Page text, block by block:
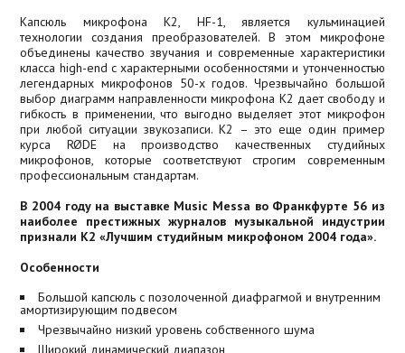
Капсюль микрофона K2, HF-1, является кульминацией
технологии создания преобразователей. В этом микрофоне
объединены качество звучания и современные характеристики
класса high-end с характерными особенностями и утонченностью
легендарных микрофонов 50-х годов. Чрезвычайно большой
выбор диаграмм направленности микрофона K2 дает свободу и
гибкость в применении, что выгодно выделяет этот микрофон
при любой ситуации звукозаписи. K2 – это еще один пример
курса RØDE на производство качественных студийных
микрофонов, которые соответствуют строгим современным
профессиональным стандартам.
В 2004 году на выставке Music Messa во Франкфурте 56 из
наиболее престижных журналов музыкальной индустрии
признали K2 «Лучшим студийным микрофоном 2004 года».
Особенности
Большой капсюль с позолоченной диафрагмой и внутренним
амортизирующим подвесом
Чрезвычайно низкий уровень собственного шума
Широкий динамический диапазон